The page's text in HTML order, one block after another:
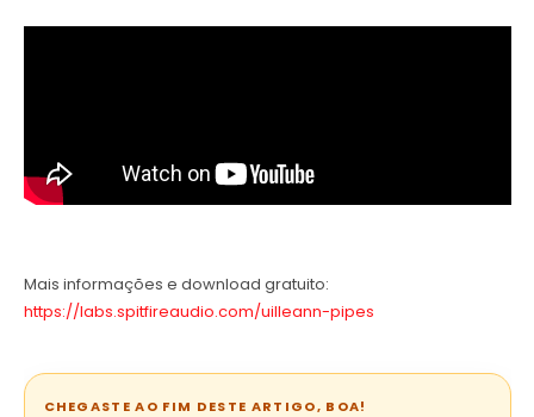
Mais informações e download gratuito:
https://labs.spitfireaudio.com/uilleann-pipes
CHEGASTE AO FIM DESTE ARTIGO, BOA!